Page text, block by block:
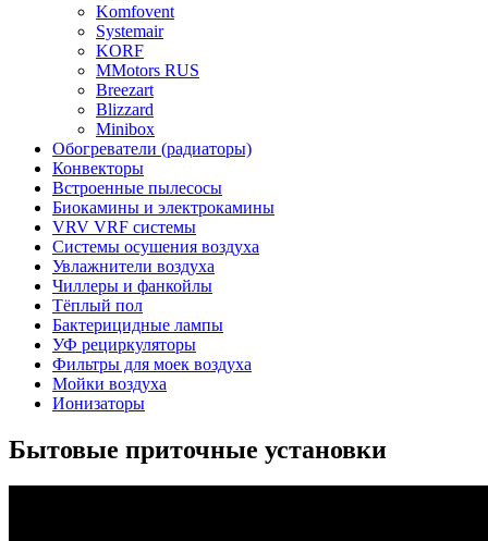
Komfovent
Systemair
KORF
MMotors RUS
Breezart
Blizzard
Minibox
Обогреватели (радиаторы)
Конвекторы
Встроенные пылесосы
Биокамины и электрокамины
VRV VRF системы
Системы осушения воздуха
Увлажнители воздуха
Чиллеры и фанкойлы
Тёплый пол
Бактерицидные лампы
УФ рециркуляторы
Фильтры для моек воздуха
Мойки воздуха
Ионизаторы
Бытовые приточные установки